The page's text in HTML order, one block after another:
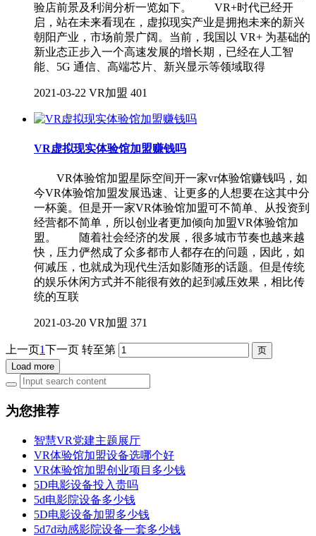
验店前景及利润分析一览如下。 VR+时代已经开
启，站在未来看现在，虚拟现实产业是拥抱未来的新兴
朝阳产业，市场前景广阔。当前，我国以 VR+ 为基础的
新业态正步入一个高速发展的增长期，已经在人工智
能、5G 通信、高端芯片、新兴显示等领域取得
2021-03-22 VR加盟 401
VR虚拟现实体验馆加盟赚钱吗
VR体验馆加盟星际空间开一家vr体验馆赚钱吗，如
今VR体验馆加盟发展迅速、让更多的人想要在这其中分
一杯羹。但是开一家VR体验馆加盟可不简单、从投资到
经营都不简单，所以创业者更加倾向加盟VR体验馆加
盟。 随着社会经济的发展，很多城市节奏也越来越
快，压力俨然成了众多都市人都存在的问题，因此，如
何减压，也就成为现代生活如影随形的话题。但是传统
的娱乐休闲方式并不能很有效的起到减压效果，相比传
统的互联
2021-03-20 VR加盟 371
上一页1下一页 转至第
Load more
为您推荐
智慧VR党建主题展厅
VR体验馆加盟设备选哪个好
VR体验馆加盟创业项目多少钱
5D电影设备投入贵吗
5d电影院设备多少钱
5D电影设备加盟多少钱
5d7d动感影院设备一套多少钱